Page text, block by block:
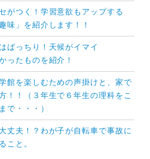
がつく！学習意欲もアップする
味」を紹介します！！
ばっちり！天候がイマイ
ったものを紹介！
館を楽しむための声掛けと、家で
！！（３年生で６年生の理科をこ
で・・・）
丈夫！？わが子が自転車で事故に
こと。